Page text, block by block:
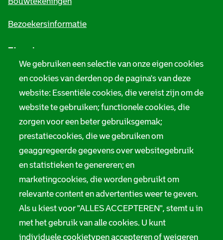
We gebruiken een selectie van onze eigen cookies
en cookies van derden op de pagina's van deze
website: Essentiële cookies, die vereist zijn om de
website te gebruiken; functionele cookies, die
zorgen voor een beter gebruiksgemak;
prestatiecookies, die we gebruiken om
geaggregeerde gegevens over websitegebruik
en statistieken te genereren; en
marketingcookies, die worden gebruikt om
relevante content en advertenties weer te geven.
Als u kiest voor "ALLES ACCEPTEREN", stemt u in
met het gebruik van alle cookies. U kunt
individuele cookietypen accepteren of weigeren
Bezoekersinformatie
Zie ook
Privacy
Digitale toegankelijkheid
Servicenormen
Melding taalgebruik
Suggesties en opmerkingen
Hofdijk 651, 3032 CG Rotterdam